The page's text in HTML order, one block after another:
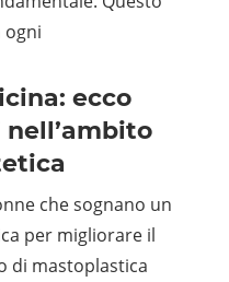
ecco
che sognano un
per migliorare il
di mastoplastica